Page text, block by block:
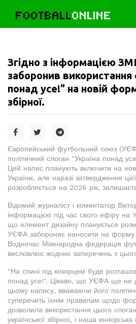
FOOTBALLONLINE
Згідно з інформацією
заборонив використання
понад усе!" на новій
збірної.
Європейський футбольний союз
політичний слоган "Україна понад
Цей напис планують включити на
України, але наразі затвердження
розробляється на 2026 рік,
Відомий журналіст і коментатор
інформацією під час свого ефіру на
що елемент дизайну планується
УЄФА забороняє наносити на форму
Водночас Міжнародна федерація
висловлює жодних заперечень з
"На спині під комірцем буде
понад усе!". Цікаво, що УЄФА ще не
цьому напису, вважаючи його
суперечить їхнім правилам щодо
дозволила використання цього
української збірної, і наша